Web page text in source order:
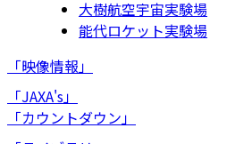
大樹航空宇宙実験場
能代ロケット実験場
「映像情報」
「JAXA's」
「カウントダウン」